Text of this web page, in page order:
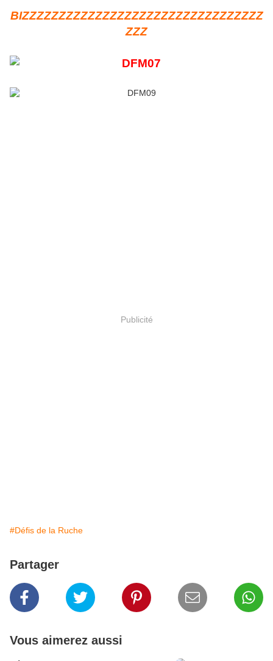
BIZZZZZZZZZZZZZZZZZZZZZZZZZZZZZZZZZ
ZZZ
Publicité
#Défis de la Ruche
Partager
Vous aimerez aussi